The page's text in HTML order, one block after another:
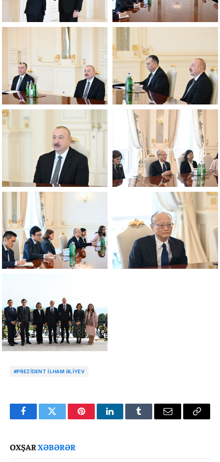
#PREZIDENT İLHAM ƏLIYEV
FacebookTwitter PinterestLinkedInTumblr Email
Copy
OXŞARXƏBƏRƏR